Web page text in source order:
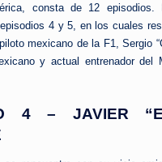
consta de 12
4 y 5, en los cuales
mexicano de la F1, Sergio
y actual entrenador del
4 – JAVIER